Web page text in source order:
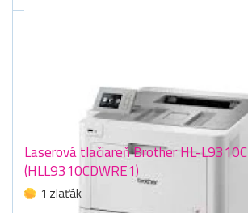
Laserová tlačiareň Brother HL-
(HLL9310CDWRE1)
1 zlaťák